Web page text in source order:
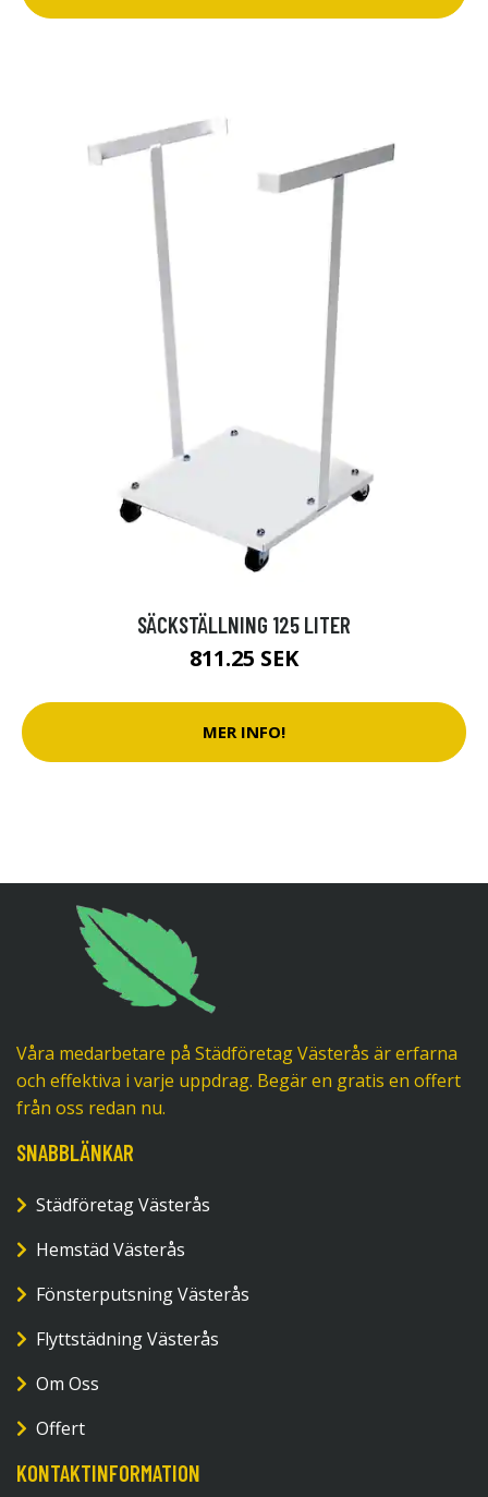
SÄCKSTÄLLNING 125 LITER
811.25 SEK
MER INFO!
Våra medarbetare på Städföretag Västerås är erfarna
och effektiva i varje uppdrag. Begär en gratis en offert
från oss redan nu.
SNABBLÄNKAR
Städföretag Västerås
Hemstäd Västerås
Fönsterputsning Västerås
Flyttstädning Västerås
Om Oss
Offert
KONTAKTINFORMATION